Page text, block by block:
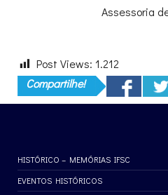
Assessoria
Post Views: 1.212
Compartilhe!
HISTÓRICO – MEMÓRIAS IFSC
EVENTOS HISTÓRICOS